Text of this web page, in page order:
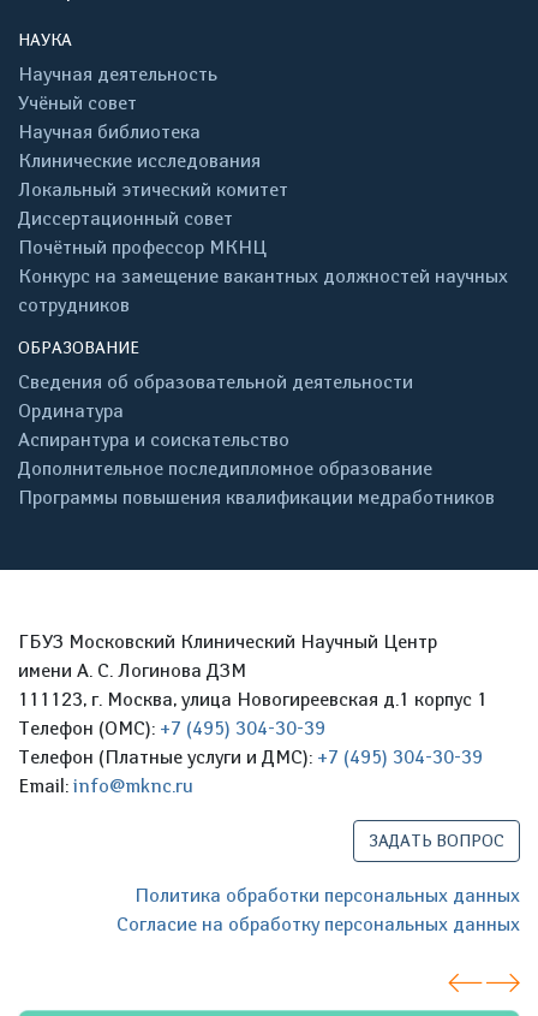
НАУКА
Научная деятельность
Учёный совет
Научная библиотека
Клинические исследования
Локальный этический комитет
Диссертационный совет
Почётный профессор МКНЦ
Конкурс на замещение вакантных должностей научных
сотрудников
ОБРАЗОВАНИЕ
Сведения об образовательной деятельности
Ординатура
Аспирантура и соискательство
Дополнительное последипломное образование
Программы повышения квалификации медработников
ГБУЗ Московский Клинический Научный Центр
имени А. С. Логинова ДЗМ
111123, г. Москва, улица Новогиреевская д.1 корпус 1
Телефон (ОМС): +7 (495) 304-30-39
Телефон (Платные услуги и ДМС): +7 (495) 304-30-39
Email: info@mknc.ru
ЗАДАТЬ ВОПРОС
Политика обработки персональных данных
Согласие на обработку персональных данных